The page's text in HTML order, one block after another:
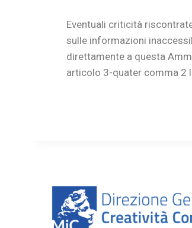
Eventuali criticità
sulle informazioni
direttamente a questa
articolo 3-quater comma 2